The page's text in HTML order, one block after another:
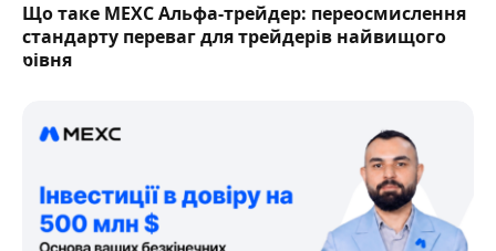
Що таке MEXC Альфа-трейдер: переосмислення
стандарту переваг для трейдерів найвищого
рівня